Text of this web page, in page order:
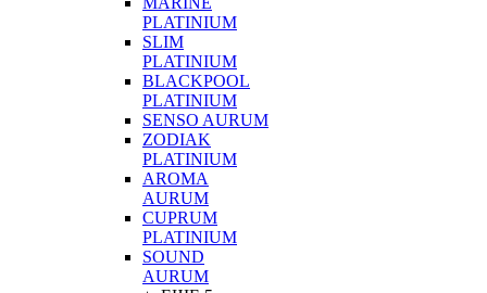
PLATINIUM
SLIM
PLATINIUM
BLACKPOOL
PLATINIUM
SENSO AURUM
ZODIAK
PLATINIUM
AROMA
AURUM
CUPRUM
PLATINIUM
SOUND
AURUM